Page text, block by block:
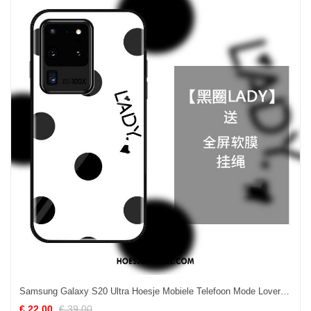
Samsung Galaxy S20 Ultra Hoesje Mobiele Telefoon Mode Lovers, Samsung Galaxy S20 Ultra Hoesje Bescherming Zwart